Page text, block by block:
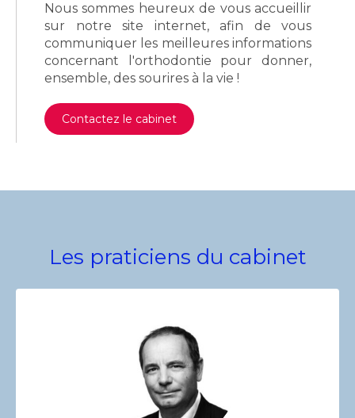
Nous sommes heureux de vous accueillir
sur notre site internet, afin de vous
communiquer les meilleures informations
concernant l'orthodontie pour donner,
ensemble, des sourires à la vie !
Contactez le cabinet
Les praticiens du cabinet